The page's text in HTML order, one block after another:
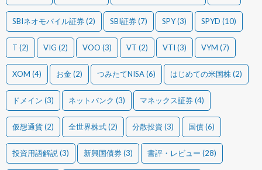
SBIネオモバイル証券(2) SBI証券(7) SPY(3) SPYD (10)
T (2) VIG (2) VOO (3) VT (2) VTI (3) VYM (7)
XOM (4) お金(2) つみたてNISA(6) はじめての米国株(2)
ドメイン (3) ネットバンク (3) マネックス証券(4)
仮想通貨(2) 全世界株式(2) 分散投資 (3) 国債(6)
投資用語解説 (3) 新興国債券(3) 書評・レビュー (28)